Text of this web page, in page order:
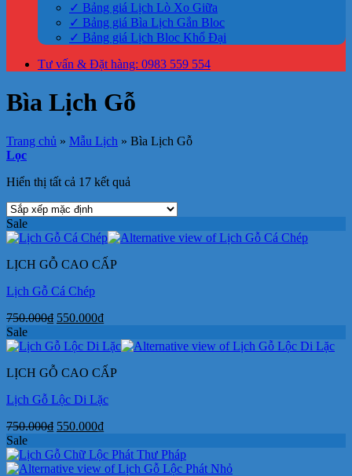
✓ Bảng giá Lịch Lò Xo Giữa
✓ Bảng giá Bìa Lịch Gắn Bloc
✓ Bảng giá Lịch Bloc Khổ Đại
Tư vấn & Đặt hàng: 0983 559 554
Bìa Lịch Gỗ
Trang chủ » Mẫu Lịch » Bìa Lịch Gỗ
Lọc
Hiển thị tất cả 17 kết quả
Sale
LỊCH GỖ CAO CẤP
Lịch Gỗ Cá Chép
750.000₫ Giá
là:
550.000₫Giá
tại
550.000₫.
Sale
LỊCH GỖ CAO CẤP
Lịch Gỗ Lộc Di Lặc
750.000₫ Giá
là:
750.000₫.
550.000₫Giá
tại
là:
Sale